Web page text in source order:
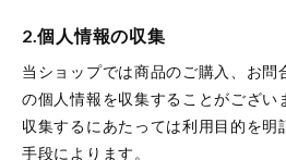
2.個人情報の収集
当ショップでは商品のご購入、お問
の個人情報を収集することがござい
収集するにあたっては利用目的を明
手段によります。